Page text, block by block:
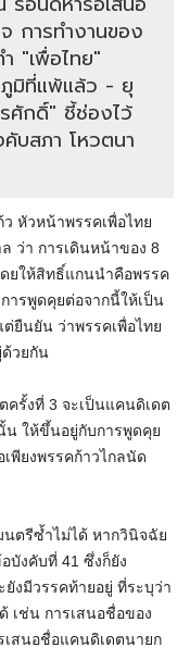
การทำงานของ
"เพื่อไทย"
ภูมิที่แพ้แล้ว - ยุ
ศักดิ์" ชี้ช่องไว้
บสภา โหวตนา
หัวหน้าพรรคเพื่อไทย
ว่า การเดินหน้าของ 8
ยให้สิทธิ์แกนนำคือพรรค
ารพูดคุยต่อจากนี้ให้เป็น
ยืนยัน ว่าพรรคเพื่อไทย
วยกัน
รั้งที่ 3 จะเป็นแคนดิเดต
น ให้ขึ้นอยู่กับการพูดคุย
พียงพรรคก้าวไกลนัด
นตรีซ้ำไม่ได้ หากวินิจฉัย
บังคับที่ 41 ซึ่งก็ยัง
ยังมีวรรคท้ายอยู่ ที่ระบุว่า
เช่น การเสนอชื่อของ
สนอชื่อแคนดิเดตนายก